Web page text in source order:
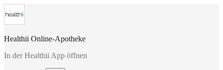
Healthii Online-Apotheke
In der Healthii App öffnen